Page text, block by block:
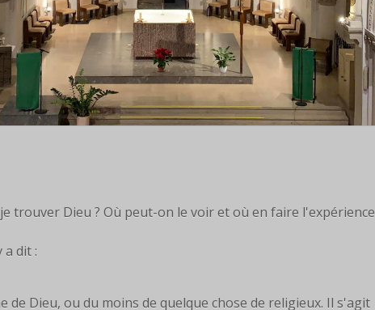
trouver Dieu ? Où peut-on le voir et où en faire l'expérience
dit :
de Dieu, ou du moins de quelque chose de religieux. Il s'agit